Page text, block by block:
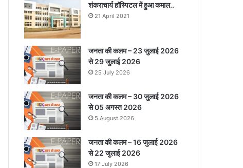
शंकराचार्य हॉस्पिटल में हुआ कमाल..
21 April 2021
जनता की कलम – 23 जुलाई 2026
से 29 जुलाई 2026
25 July 2026
जनता की कलम – 30 जुलाई 2026
से 05 अगस्त 2026
5 August 2026
जनता की कलम – 16 जुलाई 2026
से 22 जुलाई 2026
17 July 2026